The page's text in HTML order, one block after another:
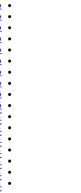
فرید
فرید
فرید
فریدون
فریدون
فواد
قاسم و
قیامت
کاظم
کامبیز
کامبیز
کامبیز
کامران
کامران
کامران